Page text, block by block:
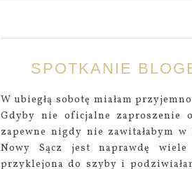
SPOTKANIE
W ubiegłą sobotę miałam
Gdyby nie oficjalne zaproszenie
zapewne nigdy nie zawitałabym
Nowy Sącz jest naprawdę
przyklejona do szyby i